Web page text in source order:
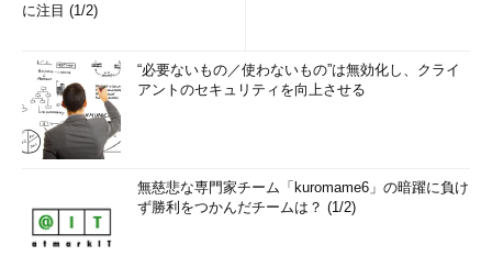
に注目 (1/2)
“必要ないもの／使わないもの”は無効化し、クライ
アントのセキュリティを向上させる
無慈悲な専門家チーム「kuromame6」の暗躍に負け
ず勝利をつかんだチームは？ (1/2)